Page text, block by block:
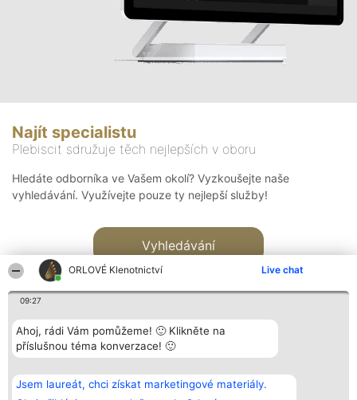
ORLOVÉ Klenotnictví Live chat
09:27
Ahoj, rádi Vám pomůžeme! 🙂 Klikněte na
příslušnou téma konverzace! 🙂
Jsem laureát, chci získat marketingové materiály.
Najít specialistu
Plebiscit sdružuje těch nejlepších v oboru
Hledáte odborníka ve Vašem okolí? Vyzkoušejte naše
vyhledávání. Využívejte pouze ty nejlepší služby!
Vyhledávání
Bright Side Solutions sp. z o.
o. sp. k.
ul. Ruska 22
Vítězové
Seznam všech
laureátů
Kontakt